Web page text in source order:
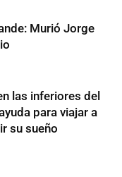
Murió Jorge
las inferiores del
para viajar a
su sueño